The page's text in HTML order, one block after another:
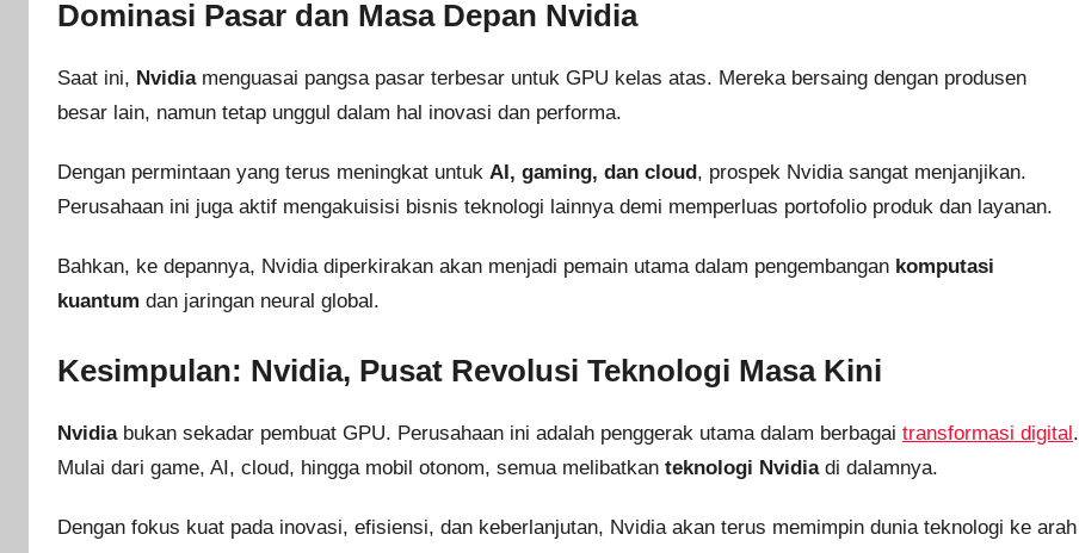
Dominasi Pasar dan Masa Depan Nvidia
Saat ini, Nvidiamenguasai pangsa pasar terbesar untuk GPU kelas atas. Mereka bersaing dengan produsen
besar lain, namun tetap unggul dalam hal inovasi dan performa.
Dengan permintaan yang terus meningkat untuk AI, gaming, dan cloud, prospek Nvidia sangat menjanjikan.
Perusahaan ini juga aktif mengakuisisi bisnis teknologi lainnya demi memperluas portofolio produk dan layanan.
Bahkan, ke depannya, Nvidia diperkirakan akan menjadi pemain utama dalam pengembangan komputasi
kuantum dan jaringan neural global.
Kesimpulan: Nvidia, Pusat Revolusi Teknologi Masa Kini
Nvidiabukan sekadar pembuat GPU. Perusahaan ini adalah penggerak utama dalam berbagai transformasi digital.
Mulai dari game, AI, cloud, hingga mobil otonom, semua melibatkan teknologi Nvidiadi dalamnya.
Dengan fokus kuat pada inovasi, efisiensi, dan keberlanjutan, Nvidia akan terus memimpin dunia teknologi ke arah